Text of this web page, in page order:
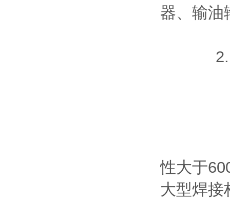
器、输
2.
性大于
大型焊